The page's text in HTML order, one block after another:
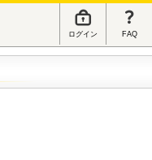
ログイン FAQ